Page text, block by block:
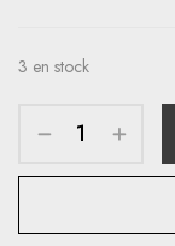
3 en stock